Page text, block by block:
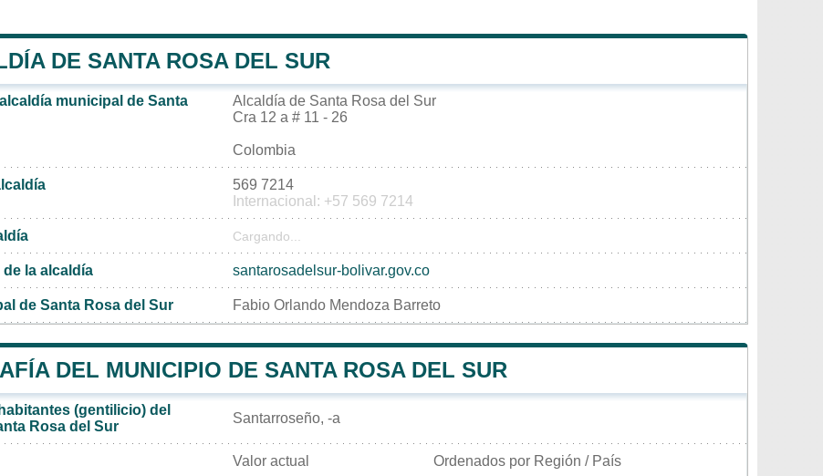
DE SANTA ROSA DEL SUR
municipal de Santa
Alcaldía de Santa Rosa del Sur
Cra 12 a # 11 - 26
Colombia
569 7214
Internacional: +57 569 7214
Cargando...
la alcaldía santarosadelsur-bolivar.gov.co
de Santa Rosa del Sur Fabio Orlando Mendoza Barreto
DEL MUNICIPIO DE SANTA ROSA DEL SUR
(gentilicio) del
Rosa del Sur
Santarroseño, -a
Valor actual Ordenados por Región / País